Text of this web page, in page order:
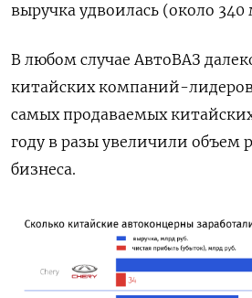
выручка удвоилась (около 340
В любом случае АвтоВАЗ
китайских компаний-
самых продаваемых
году в разы увеличили объем
бизнеса.